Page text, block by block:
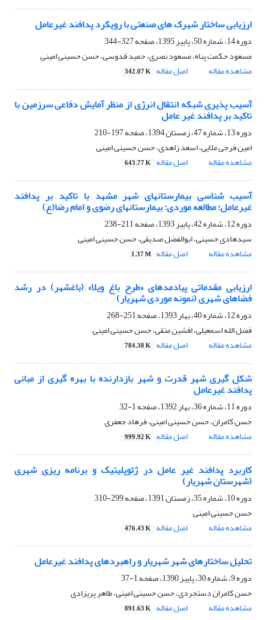
ارزیابی ساختار شهرک های صنعتی با رویکرد پدافند غیرعامل
دوره 14، شماره 50، پاییز 1395، صفحه
327-344
مسعود حکمت پناه، مسعود نصری، حمید قدوسی، حسن حسینی امینی
مشاهده مقاله
اصل مقاله 342.07 K
آسیب پذیری شبکه انتقال انرژی از منظر آمایش دفاعی سرزمین با
تاکید بر پدافند غیر عامل
دوره 13، شماره 47، زمستان 1394، صفحه
197-210
امین فرجی ملایی، اسعد زاهدی، حسن حسینی امینی
مشاهده مقاله
اصل مقاله 643.77 K
آسیب شناسی بیمارستانهای شهر مشهد با تاکید بر پدافند
غیرعامل؛ مطالعه موردی: بیمارستانهای رضوی و امام رضا(ع)
دوره 12، شماره 42، پاییز 1393، صفحه
211-238
سیدهادی حسینی، ابوالفضل صدیقی، حسن حسینی امینی
مشاهده مقاله
اصل مقاله 1.37 M
ارزیابی مقدماتی پیادمدهای «طرح باغ ویلا» (باغشهر) در رشد
فضاهای شهری (نمونه موردی شهریار)
دوره 12، شماره 40، بهار 1393، صفحه
251-268
فضل الله اسمعیلی، افشین متقی، حسن حسینی امینی
مشاهده مقاله
اصل مقاله 784.38 K
شکل گیری شهر قدرت و شهر بازدارنده با بهره گیری از مبانی
پدافند غیرعامل
دوره 11، شماره 36، بهار 1392، صفحه
1-32
حسن کامران، حسن حسینی امینی، فرهاد جعفری
مشاهده مقاله
اصل مقاله 999.92 K
کاربرد پدافند غیر عامل در ژئوپلیتیک و برنامه ریزی شهری
(شهرستان شهریار)
دوره 10، شماره 35، زمستان 1391، صفحه
299-310
حسن حسینی امینی
مشاهده مقاله
اصل مقاله 476.43 K
تحلیل ساختارهای شهر شهریار و راهبردهای پدافند غیرعامل
دوره 9، شماره 30، پاییز 1390، صفحه
1-37
حسن کامران دستجردی، حسن حسینی امینی، طاهر پریزادی
مشاهده مقاله
اصل مقاله 891.63 K